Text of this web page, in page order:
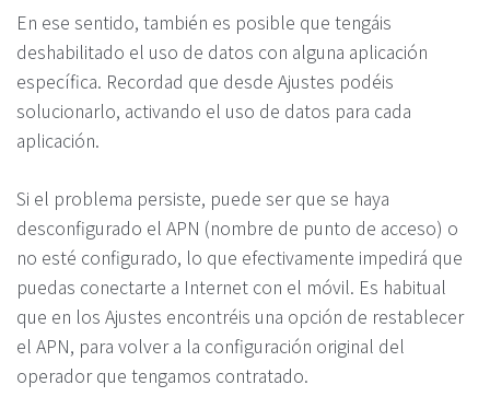
En ese sentido, también es posible que tengáis
deshabilitado el uso de datos con alguna aplicación
específica. Recordad que desde Ajustes podéis
solucionarlo, activando el uso de datos para cada
aplicación.
Si el problema persiste, puede ser que se haya
desconfigurado el APN (nombre de punto de acceso) o
no esté configurado, lo que efectivamente impedirá que
puedas conectarte a Internet con el móvil. Es habitual
que en los Ajustes encontréis una opción de restablecer
el APN, para volver a la configuración original del
operador que tengamos contratado.